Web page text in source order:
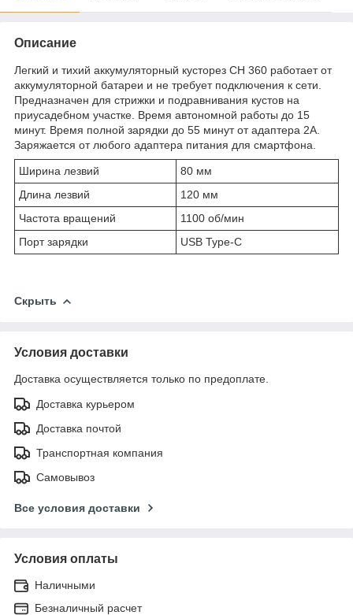
Описание
Легкий и тихий аккумуляторный кусторез CH 360 работает от
аккумуляторной батареи и не требует подключения к сети.
Предназначен для стрижки и подравнивания кустов на
приусадебном участке. Время автономной работы до 15
минут. Время полной зарядки до 55 минут от адаптера 2А.
Заряжается от любого адаптера питания для смартфона.
Ширина лезвий
80 мм
Длина лезвий
120 мм
Частота вращений
1100 об/мин
Порт зарядки
USB Type-C
Скрыть
Условия доставки
Доставка осуществляется только по предоплате.
Доставка курьером
Доставка почтой
Транспортная компания
Самовывоз
Все условия доставки
Условия оплаты
Наличными
Безналичный расчет